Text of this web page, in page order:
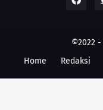
©2022 -
Home
Redaksi